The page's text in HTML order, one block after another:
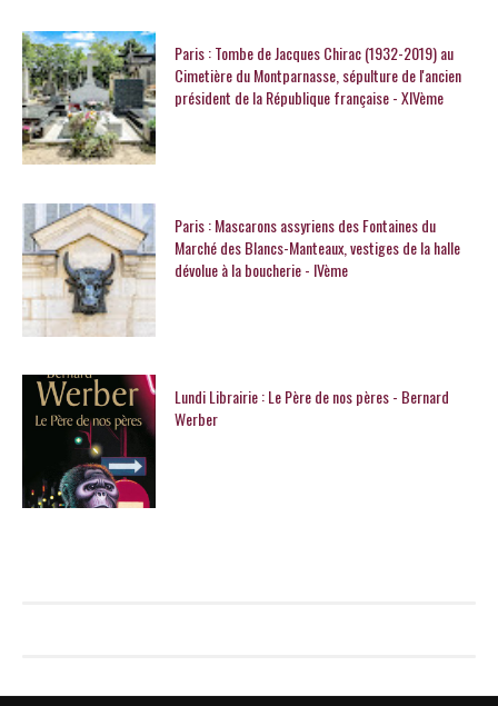
Paris : Tombe de Jacques Chirac (1932-2019) au
Cimetière du Montparnasse, sépulture de l'ancien
président de la République française - XIVème
Paris : Mascarons assyriens des Fontaines du
Marché des Blancs-Manteaux, vestiges de la halle
dévolue à la boucherie - IVème
Lundi Librairie : Le Père de nos pères - Bernard
Werber